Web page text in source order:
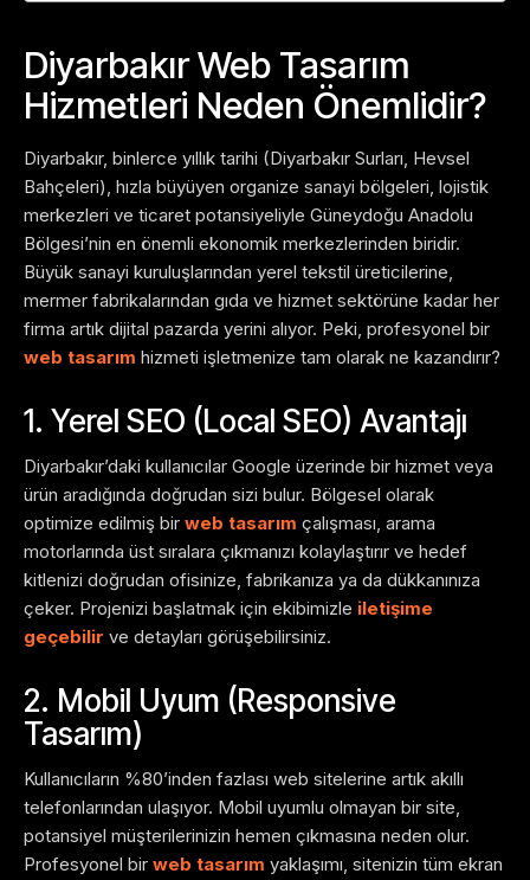
Diyarbakır Web Tasarım
Hizmetleri Neden Önemlidir?
Diyarbakır, binlerce yıllık tarihi (Diyarbakır Surları, Hevsel
Bahçeleri), hızla büyüyen organize sanayi bölgeleri, lojistik
merkezleri ve ticaret potansiyeliyle Güneydoğu Anadolu
Bölgesi’nin en önemli ekonomik merkezlerinden biridir.
Büyük sanayi kuruluşlarından yerel tekstil üreticilerine,
mermer fabrikalarından gıda ve hizmet sektörüne kadar her
firma artık dijital pazarda yerini alıyor. Peki, profesyonel bir
web tasarım hizmeti işletmenize tam olarak ne kazandırır?
1. Yerel SEO (Local SEO) Avantajı
Diyarbakır’daki kullanıcılar Google üzerinde bir hizmet veya
ürün aradığında doğrudan sizi bulur. Bölgesel olarak
optimize edilmiş bir web tasarım çalışması, arama
motorlarında üst sıralara çıkmanızı kolaylaştırır ve hedef
kitlenizi doğrudan ofisinize, fabrikanıza ya da dükkanınıza
çeker. Projenizi başlatmak için ekibimizle iletişime
geçebilir ve detayları görüşebilirsiniz.
2. Mobil Uyum (Responsive
Tasarım)
Kullanıcıların %80’inden fazlası web sitelerine artık akıllı
telefonlarından ulaşıyor. Mobil uyumlu olmayan bir site,
potansiyel müşterilerinizin hemen çıkmasına neden olur.
Profesyonel bir web tasarım yaklaşımı, sitenizin tüm ekran